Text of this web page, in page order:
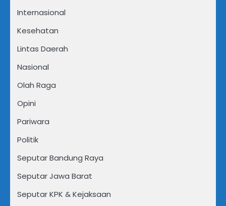
Internasional
Kesehatan
Lintas Daerah
Nasional
Olah Raga
Opini
Pariwara
Politik
Seputar Bandung Raya
Seputar Jawa Barat
Seputar KPK & Kejaksaan